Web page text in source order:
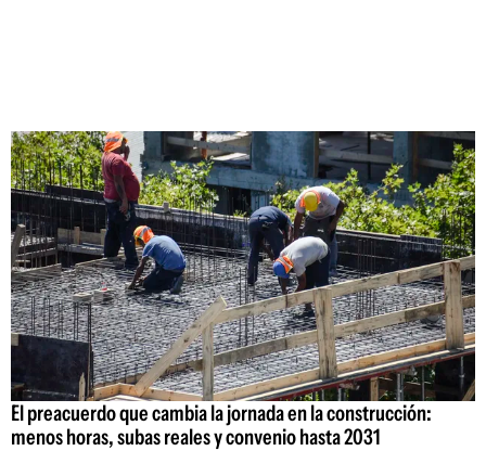
El preacuerdo que cambia la jornada en la construcción:
menos horas, subas reales y convenio hasta 2031